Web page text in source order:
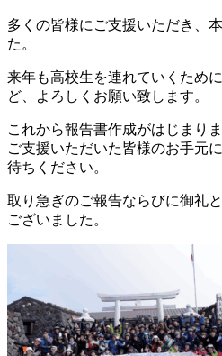
多くの皆様にご支援いただき、
た。
来年も高校生を連れていくため
ど、よろしくお願い致します。
これから報告書作成がはじまりま
ご支援いただいた皆様のお手元
待ちください。
取り急ぎのご報告ならびに御礼
ございました。